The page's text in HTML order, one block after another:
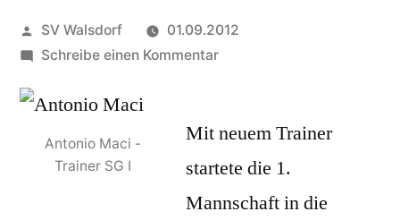
Veröffentlicht
von
SV Walsdorf
01.09.2012
Schreibe einen Kommentarzu
vier
Antonio
Maci
Antonio Maci -
Trainer SG I
Mit neuem Trainer
startete die 1.
Mannschaft in die